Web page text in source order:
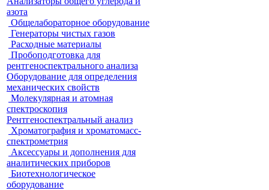
азота
Общелабораторное оборудование
Генераторы чистых газов
Расходные материалы
Пробоподготовка для
рентгеноспектрального анализа
Оборудование для определения
механических свойств
Молекулярная и атомная
спектроскопия
Рентгеноспектральный анализ
Хроматография и хроматомасс-
спектрометрия
Аксессуары и дополнения для
аналитических приборов
Биотехнологическое
оборудование